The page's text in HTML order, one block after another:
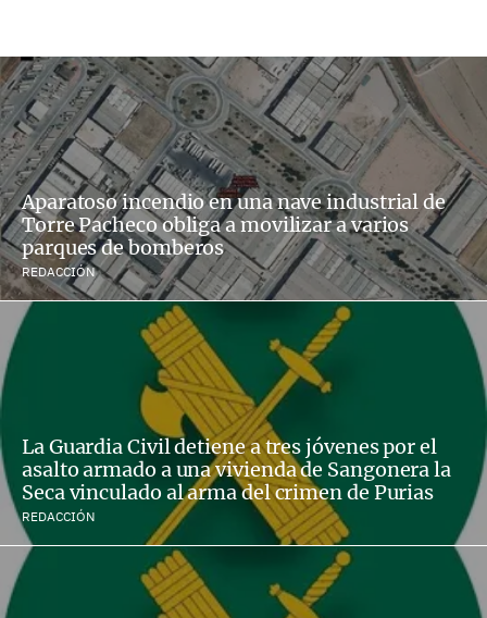
Aparatoso incendio en una nave industrial de
Torre Pacheco obliga a movilizar a varios
parques de bomberos
REDACCIÓN
La Guardia Civil detiene a tres jóvenes por el
asalto armado a una vivienda de Sangonera la
Seca vinculado al arma del crimen de Purias
REDACCIÓN